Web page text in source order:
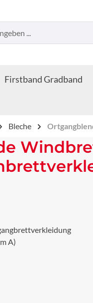
Firstband Gradband
Bleche